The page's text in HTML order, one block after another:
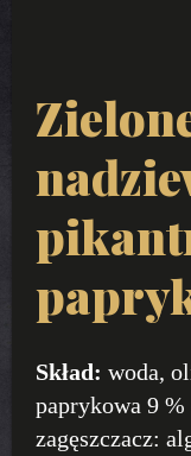
Skład: woda,
paprykowa 9
zagęszczacz: